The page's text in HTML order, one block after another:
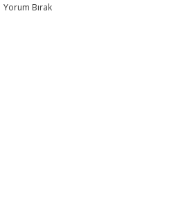
Yorum Bırak